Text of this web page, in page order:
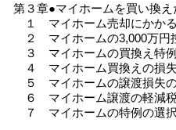
第３章●マイホームを買い換え
１ マイホーム売却にかか
２ マイホームの3,000万円
３ マイホームの買換え特例
４ マイホーム買換えの損
５ マイホームの譲渡損失
６ マイホーム譲渡の軽減
７ マイホームの特例の選択